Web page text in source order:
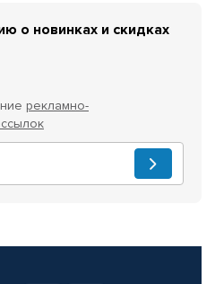
о новинках и скидках
рекламно-